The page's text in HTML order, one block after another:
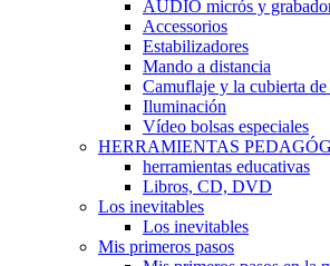
AUDIO micrós y
Accessorios
Estabilizadores
Mando a distancia
Camuflaje y la cubierta
Iluminación
Vídeo bolsas especiales
HERRAMIENTAS
herramientas educativas
Libros, CD, DVD
Los inevitables
Los inevitables
Mis primeros pasos